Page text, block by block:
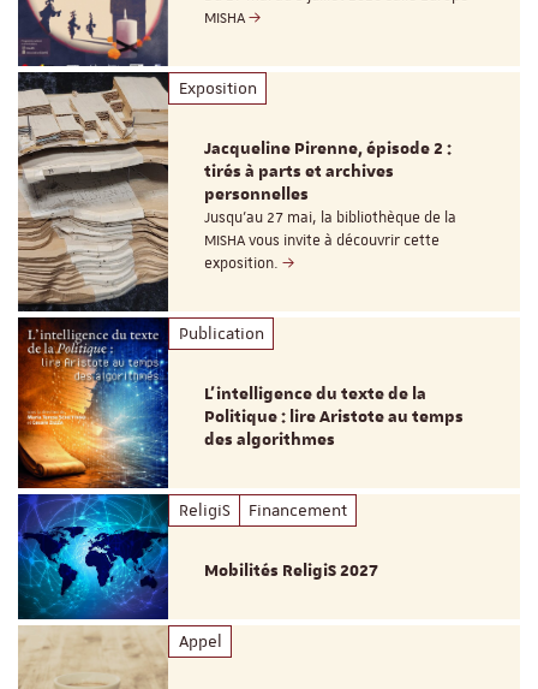
MISHA
Exposition
Jacqueline Pirenne, épisode 2 :
tirés à parts et archives
personnelles
Jusqu’au 27 mai, la bibliothèque de la
MISHA vous invite à découvrir cette
exposition.
Publication
L’intelligence du texte de la
Politique : lire Aristote au temps
des algorithmes
ReligiS Financement
Mobilités ReligiS 2027
Appel